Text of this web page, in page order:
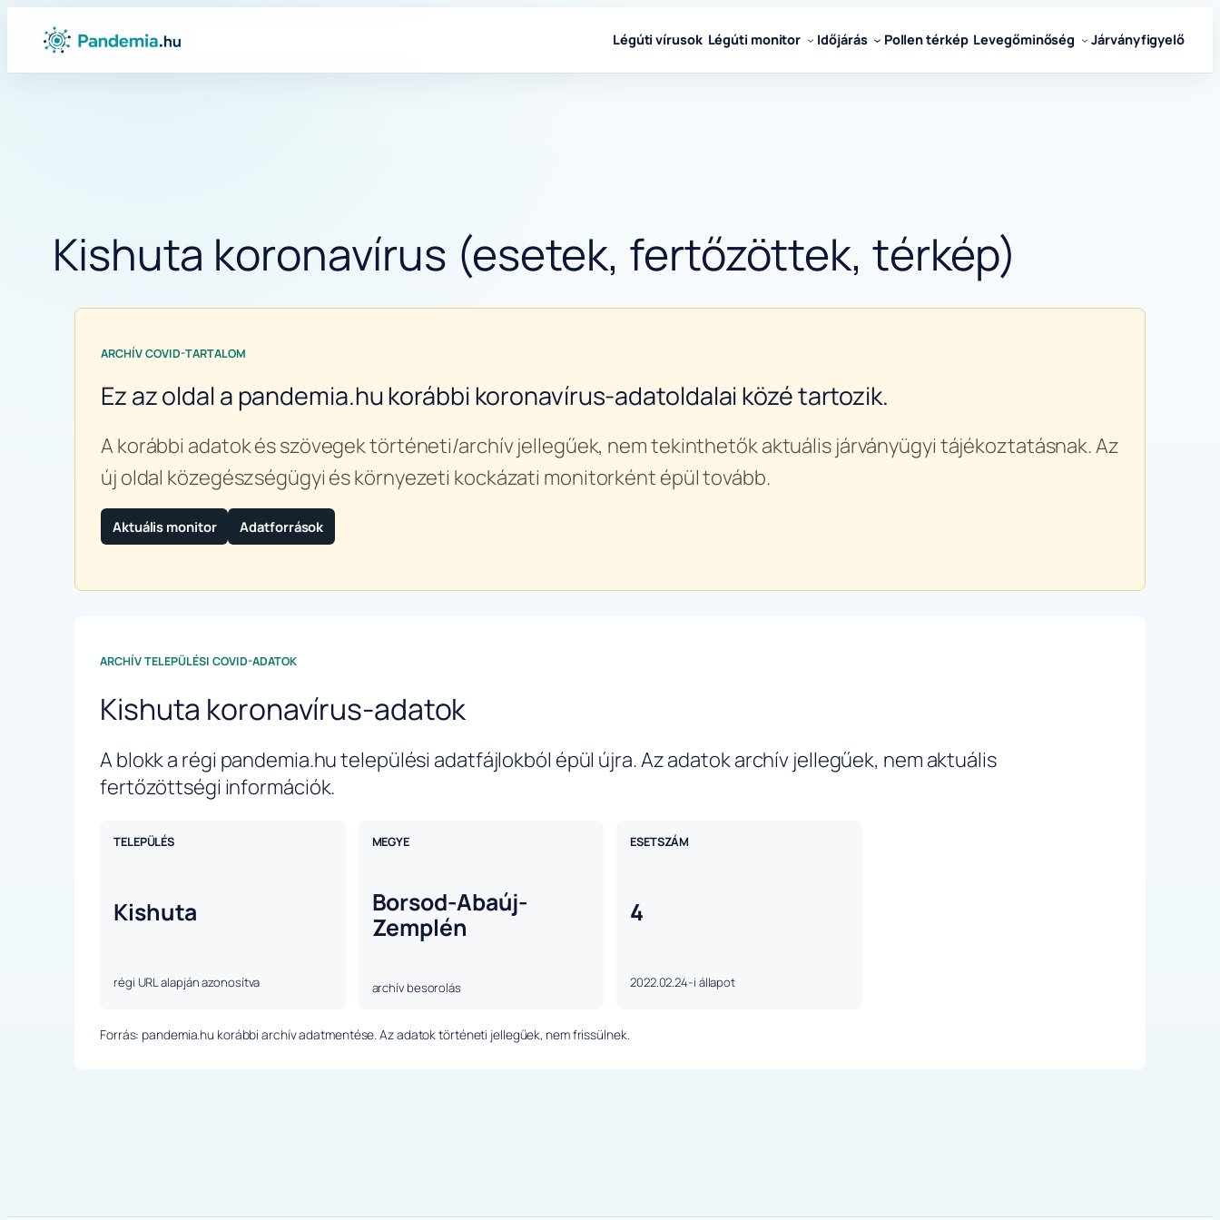
Ugrás
tartalomhoz
Légúti vírusok Légúti monitor Időjárás Pollen térkép Levegőminőség Járványfigyelő
Kishuta koronavírus (esetek, fertőzöttek, térkép)
ARCHÍV COVID-TARTALOM
Ez az oldal a pandemia.hu korábbi koronavírus-adatoldalai közé tartozik.
A korábbi adatok és szövegek történeti/archív jellegűek, nem tekinthetők aktuális járványügyi tájékoztatásnak. Az
új oldal közegészségügyi és környezeti kockázati monitorként épül tovább.
Aktuális monitor Adatforrások
ARCHÍV TELEPÜLÉSI COVID-ADATOK
Kishuta koronavírus-adatok
A blokk a régi pandemia.hu települési adatfájlokból épül újra. Az adatok archív jellegűek, nem aktuális
fertőzöttségi információk.
TELEPÜLÉS
Kishuta
régi URL alapján azonosítva
MEGYE
Borsod-Abaúj-
Zemplén
archív besorolás
ESETSZÁM
4
2022.02.24-i állapot
Forrás: pandemia.hu korábbi archív adatmentése. Az adatok történeti jellegűek, nem frissülnek.